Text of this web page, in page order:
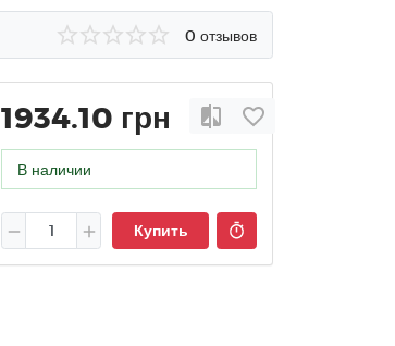
0 отзывов
1934.10 грн
В наличии
Купить